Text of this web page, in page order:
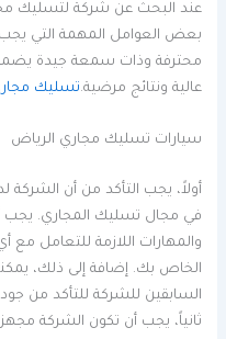
عند البحث عن شركة لتسليك
بعض العوامل المهمة التي يجب
محترفة وذات سمعة جيدة
عالية ونتائج مرضية.تسليك
سيارات تسليك مجاري الرياض
أولاً، يجب التأكد من أن
في مجال تسليك المجاري. يجب
والمهارات اللازمة للتعامل
الخاص بك. إضافة إلى ذلك،
السابقين للشركة للتأكد من
ثانياً، يجب أن تكون الشركة